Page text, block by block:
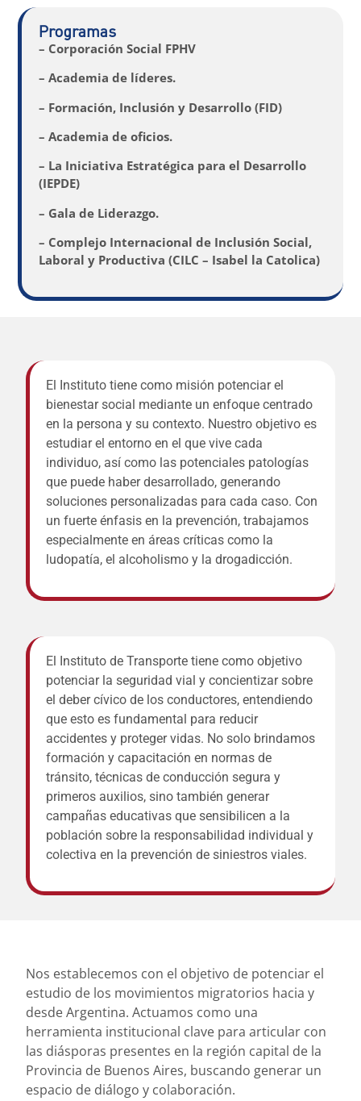
Programas
– Corporación Social FPHV
– Academia de líderes.
– Formación, Inclusión y Desarrollo (FID)
– Academia de oficios.
– La Iniciativa Estratégica para el Desarrollo
(IEPDE)
– Gala de Liderazgo.
– Complejo Internacional de Inclusión Social,
Laboral y Productiva (CILC – Isabel la Catolica)
El Instituto tiene como misión potenciar el
bienestar social mediante un enfoque centrado
en la persona y su contexto. Nuestro objetivo es
estudiar el entorno en el que vive cada
individuo, así como las potenciales patologías
que puede haber desarrollado, generando
soluciones personalizadas para cada caso. Con
un fuerte énfasis en la prevención, trabajamos
especialmente en áreas críticas como la
ludopatía, el alcoholismo y la drogadicción.
El Instituto de Transporte tiene como objetivo
potenciar la seguridad vial y concientizar sobre
el deber cívico de los conductores, entendiendo
que esto es fundamental para reducir
accidentes y proteger vidas. No solo brindamos
formación y capacitación en normas de
tránsito, técnicas de conducción segura y
primeros auxilios, sino también generar
campañas educativas que sensibilicen a la
población sobre la responsabilidad individual y
colectiva en la prevención de siniestros viales.
Nos establecemos con el objetivo de potenciar el
estudio de los movimientos migratorios hacia y
desde Argentina. Actuamos como una
herramienta institucional clave para articular con
las diásporas presentes en la región capital de la
Provincia de Buenos Aires, buscando generar un
espacio de diálogo y colaboración.